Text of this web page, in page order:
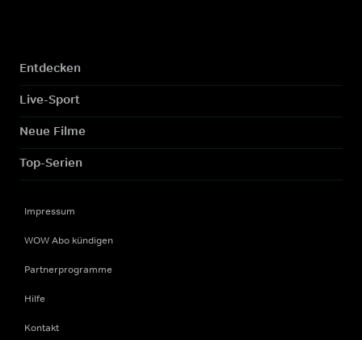
Entdecken
Live-Sport
Neue Filme
Top-Serien
Impressum
WOW Abo kündigen
Partnerprogramme
Hilfe
Kontakt